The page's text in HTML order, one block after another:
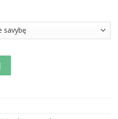
storasienė vidaus nuotekų